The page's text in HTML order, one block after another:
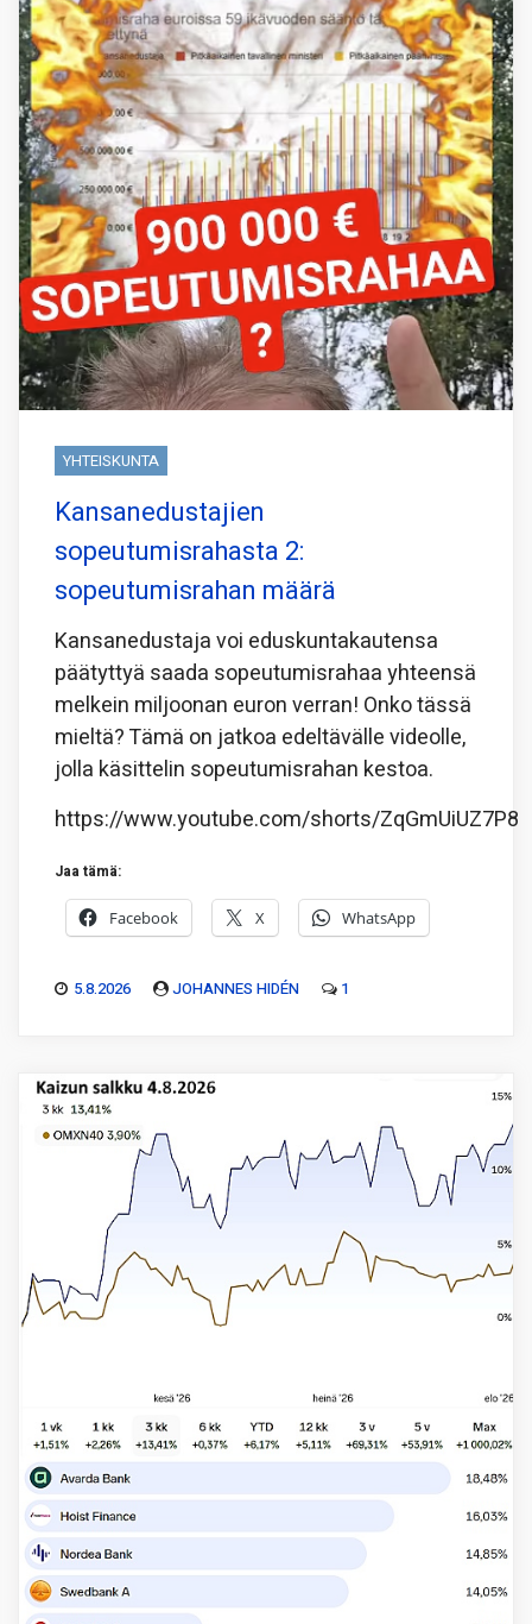
YHTEISKUNTA
Kansanedustajien
sopeutumisrahasta 2:
sopeutumisrahan määrä
Kansanedustaja voi eduskuntakautensa
päätyttyä saada sopeutumisrahaa yhteensä
melkein miljoonan euron verran! Onko tässä
mieltä? Tämä on jatkoa edeltävälle videolle,
jolla käsittelin sopeutumisrahan kestoa.
https://www.youtube.com/shorts/ZqGmUiUZ7P8
Jaa tämä:
Facebook X WhatsApp
5.8.2026 JOHANNES HIDÉN 1